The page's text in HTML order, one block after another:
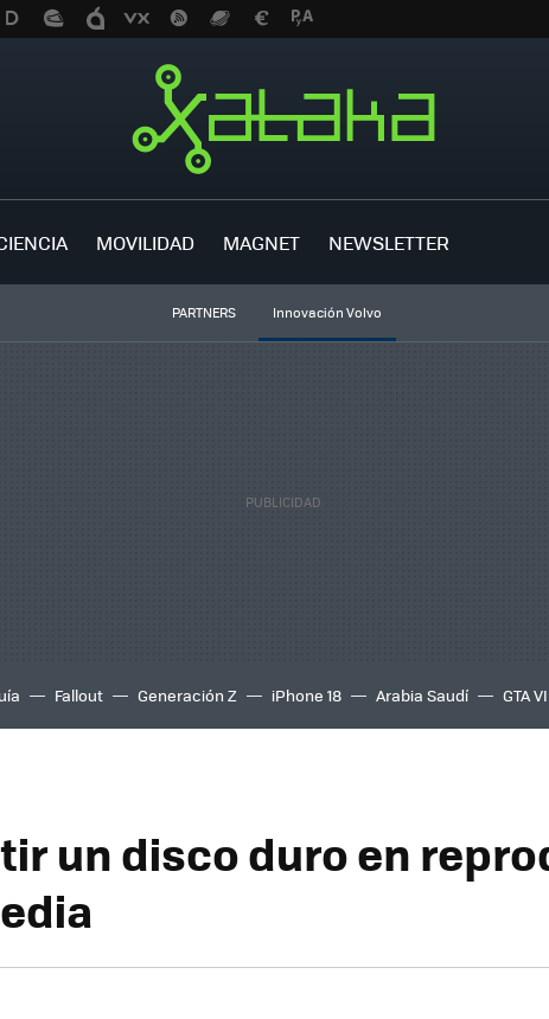
MOVILIDAD MAGNET NEWSLETTER
PARTNERS Innovación Volvo
Fallout Generación Z iPhone 18 Arabia Saudí GTA VI
un disco duro en